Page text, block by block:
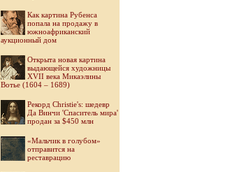
Как картина Рубенса
попала на продажу в
южноафриканский
аукционный дом
Открыта новая картина
выдающейся художницы
XVII века Микаэлины
Вотье (1604 – 1689)
Рекорд Christie's: шедевр
Да Винчи 'Спаситель мира'
продан за $450 млн
«Мальчик в голубом»
отправится на
реставрацию